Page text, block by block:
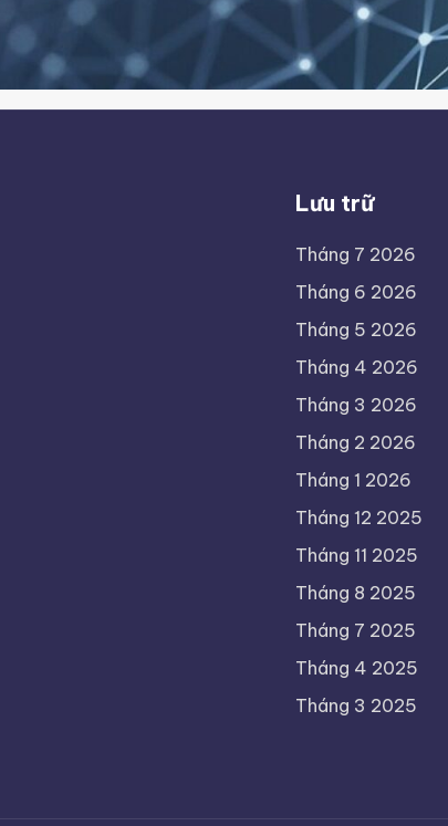
Lưu trữ
Tháng 7 2026
Tháng 6 2026
Tháng 5 2026
Tháng 4 2026
Tháng 3 2026
Tháng 2 2026
Tháng 1 2026
Tháng 12 2025
Tháng 11 2025
Tháng 8 2025
Tháng 7 2025
Tháng 4 2025
Tháng 3 2025